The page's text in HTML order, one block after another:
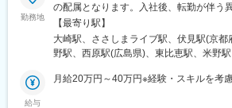
勤務地
の配属となります。入社後、転勤が伴う
務地のご希望も確認した上で決定します
東京都品川区西品川1丁目1-1 大崎ガー
市中村区名駅南4丁目11-40■京都府京都
阪府箕面市萱野4丁目5-45■広島県広島市
【最寄り駅】
大崎駅、ささしまライブ駅、伏見駅(京
野駅、西原駅(広島県)、東比恵駅、米野駅
給与
月給20万円～40万円※経験・スキルを考